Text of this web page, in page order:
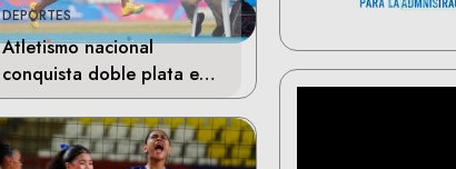
DEPORTES
Atletismo nacional
conquista doble plata en
Santo Domingo